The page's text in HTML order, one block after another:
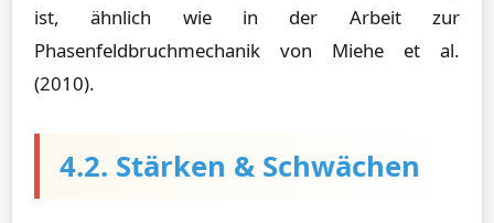
ist, ähnlich wie in der Arbeit zur
Phasenfeldbruchmechanik von Miehe et al.
(2010).
4.2. Stärken & Schwächen